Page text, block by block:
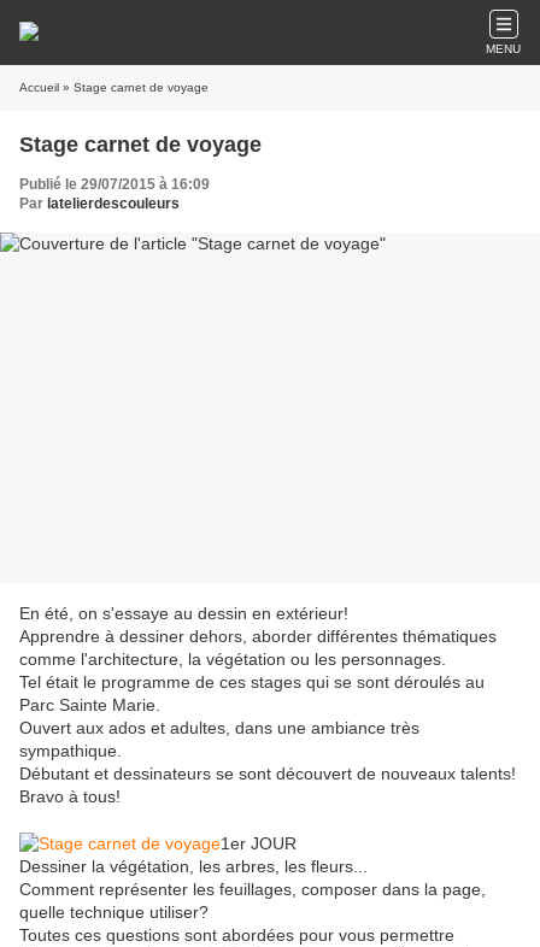
MENU
Accueil » Stage carnet de voyage
Stage carnet de voyage
Publié le 29/07/2015 à 16:09
Par latelierdescouleurs
En été, on s'essaye au dessin en extérieur!
Apprendre à dessiner dehors, aborder différentes thématiques
comme l'architecture, la végétation ou les personnages.
Tel était le programme de ces stages qui se sont déroulés au
Parc Sainte Marie.
Ouvert aux ados et adultes, dans une ambiance très
sympathique.
Débutant et dessinateurs se sont découvert de nouveaux talents!
Bravo à tous!
1er JOUR
Dessiner la végétation, les arbres, les fleurs...
Comment représenter les feuillages, composer dans la page,
quelle technique utiliser?
Toutes ces questions sont abordées pour vous permettre